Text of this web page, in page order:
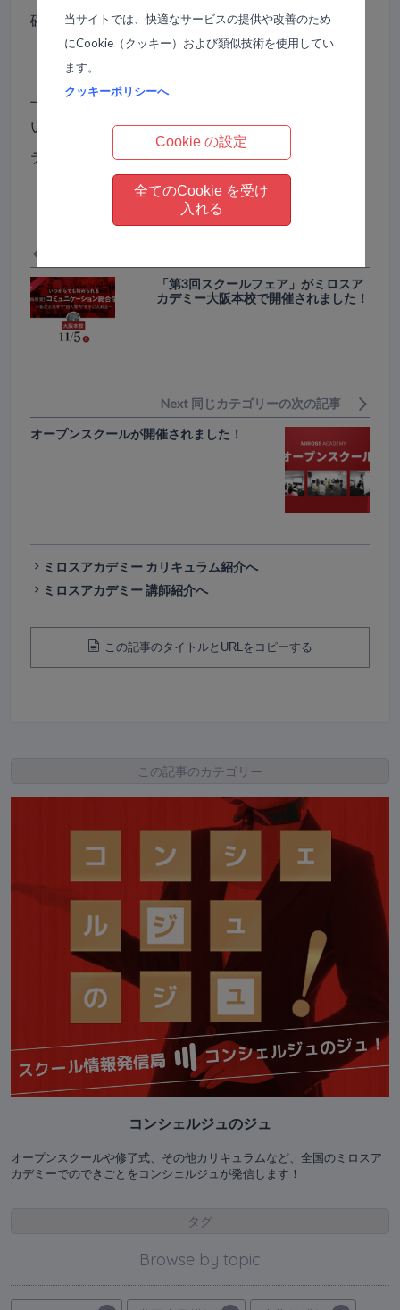
確に“答え”を示します。
上手くいかないメカニズムをいとも簡単に超えて
いけるシステムがある！ さぁ、あなたもこのシス
テムを手に入れませんか？
「第3回スクールフェア」がミロスア
カデミー大阪本校で開催されました！
Next 同じカテゴリーの次の記事
オープンスクールが開催されました！
ミロスアカデミー カリキュラム紹介へ
ミロスアカデミー 講師紹介へ
この記事のタイトルとURLをコピーする
この記事のカテゴリー
コンシェルジュのジュ
オープンスクールや修了式、その他カリキュラムなど、全国のミロスア
カデミーでのできごとをコンシェルジュが発信します！
タグ
Browse by topic
当サイトでは、快適なサービスの提供や改善のため
にCookie（クッキー）および類似技術を使用してい
ます。
クッキーポリシーへ
Cookie の設定
全てのCookie を受け
入れる